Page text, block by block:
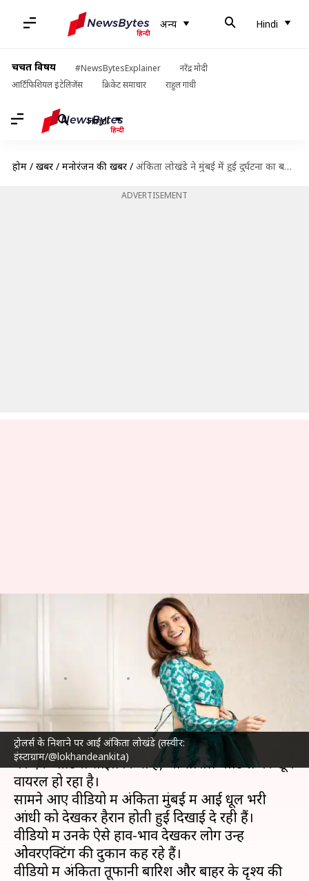
अन्य Hindi
चर्चित विषय #NewsBytesExplainer
नरेंद्र मोदी
आर्टिफिशियल इंटेलिजेंस
क्रिकेट समाचार राहुल गांधी
Hindi
होम / खबरें / मनोरंजन की खबरें / अंकिता लोखंडे ने मुंबई में हुई दुर्घटना का बनाया मजाक, लोगों ने किया ट्रोल
ADVERTISEMENT
ट्रोलर्स के निशाने पर आईं अंकिता लोखंडे (तस्वीर:
इंस्टाग्राम/@lokhandeankita)
अंकिता लोखंडे ने मुंबई में हुई दुर्घटना
का बनाया मजाक, लोगों ने किया
04:35 pm
क्या है खबर?
अंकिता लोखंडेने हाल ही में अपने आधिकारिक इंस्टाग्राम
पर एक वीडियो साझा किया है, जो सोशल मीडिया पर खूब
वायरल हो रहा है।
सामने आए वीडियो में अंकिता मुंबई में आई धूल भरी
आंधी को देखकर हैरान होती हुई दिखाई दे रही हैं।
वीडियो में उनके ऐसे हाव-भाव देखकर लोग उन्हें
ओवरएक्टिंग की दुकान कह रहे हैं।
वीडियो में अंकिता तूफानी बारिश और बाहर के दृश्य की